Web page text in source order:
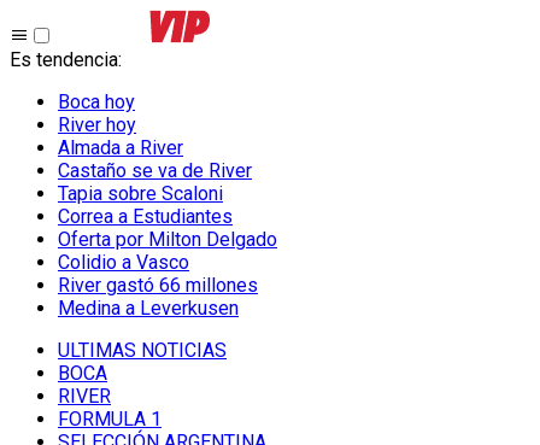
Es tendencia:
Boca hoy
River hoy
Almada a River
Castaño se va de River
Tapia sobre Scaloni
Correa a Estudiantes
Oferta por Milton Delgado
Colidio a Vasco
River gastó 66 millones
Medina a Leverkusen
ULTIMAS NOTICIAS
BOCA
RIVER
FORMULA 1